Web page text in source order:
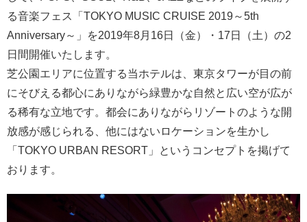
る音楽フェス「TOKYO MUSIC CRUISE 2019～5th
Anniversary～」を2019年8月16日（金）・17日（土）の2
日間開催いたします。
芝公園エリアに位置する当ホテルは、東京タワーが目の前
にそびえる都心にありながら緑豊かな自然と広い空が広が
る稀有な立地です。都会にありながらリゾートのような開
放感が感じられる、他にはないロケーションを生かし
「TOKYO URBAN RESORT」というコンセプトを掲げて
おります。